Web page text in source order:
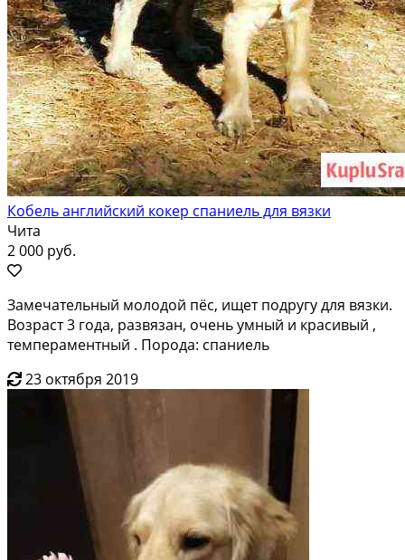
Кобель английский кокер спаниель для вязки
Чита
2 000 руб.
Замечательный молодой пёс, ищет подругу для вязки.
Возраст 3 года, развязан, очень умный и красивый ,
темпераментный . Порода: спаниель
23 октября 2019